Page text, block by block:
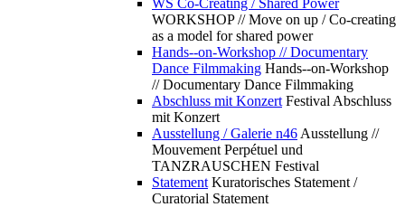
WS Co-Creating / Shared Power
WORKSHOP // Move on up / Co-creating
as a model for shared power
Hands--on-Workshop // Documentary
Dance Filmmaking Hands--on-Workshop
// Documentary Dance Filmmaking
Abschluss mit Konzert Festival Abschluss
mit Konzert
Ausstellung / Galerie n46 Ausstellung //
Mouvement Perpétuel und
TANZRAUSCHEN Festival
Statement Kuratorisches Statement /
Curatorial Statement